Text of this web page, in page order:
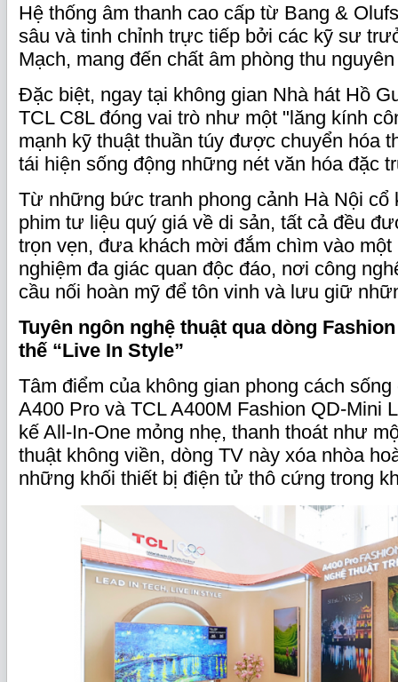
Hệ thống âm thanh cao cấp từ Bang &
sâu và tinh chỉnh trực tiếp bởi các kỹ sư
Mạch, mang đến chất âm phòng thu
Đặc biệt, ngay tại không gian Nhà hát Hồ
TCL C8L đóng vai trò như một "lăng kính
mạnh kỹ thuật thuần túy được chuyển hóa
tái hiện sống động những nét văn hóa đặc
Từ những bức tranh phong cảnh Hà Nội
phim tư liệu quý giá về di sản, tất cả đều
trọn vẹn, đưa khách mời đắm chìm vào một
nghiệm đa giác quan độc đáo, nơi công
cầu nối hoàn mỹ để tôn vinh và lưu giữ
Tuyên ngôn nghệ thuật qua dòng
thế “Live In Style”
Tâm điểm của không gian phong cách
A400 Pro và TCL A400M Fashion QD-Mini
kế All-In-One mỏng nhẹ, thanh thoát như
thuật không viền, dòng TV này xóa nhòa
những khối thiết bị điện tử thô cứng trong